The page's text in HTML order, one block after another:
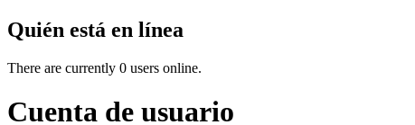
Quién está en línea
There are currently 0 users online.
Cuenta de usuario